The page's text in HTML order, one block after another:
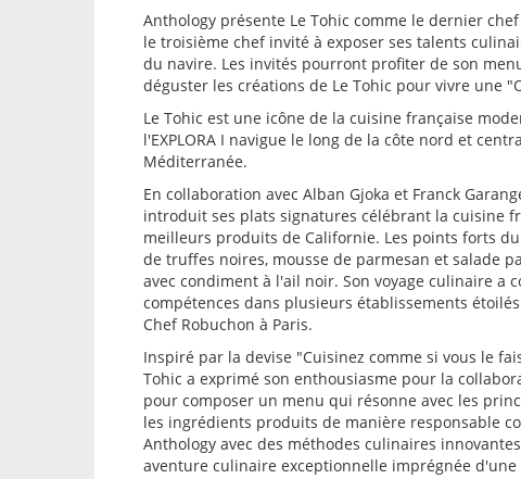
Anthology présente Le Tohic comme le dernier
le troisième chef invité à exposer ses talents
du navire. Les invités pourront profiter de son
déguster les créations de Le Tohic pour vivre une
Le Tohic est une icône de la cuisine française
l'EXPLORA I navigue le long de la côte nord et
Méditerranée.
En collaboration avec Alban Gjoka et Franck
introduit ses plats signatures célébrant la cuisine
meilleurs produits de Californie. Les points forts
de truffes noires, mousse de parmesan et salade
avec condiment à l'ail noir. Son voyage culinaire a
compétences dans plusieurs établissements
Chef Robuchon à Paris.
Inspiré par la devise "Cuisinez comme si vous le
Tohic a exprimé son enthousiasme pour la
pour composer un menu qui résonne avec les
les ingrédients produits de manière responsable
Anthology avec des méthodes culinaires
aventure culinaire exceptionnelle imprégnée d'une